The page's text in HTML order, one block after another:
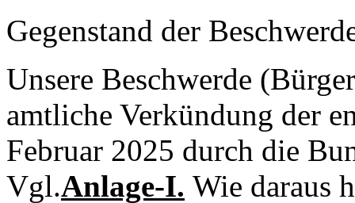
Gegenstand der
Unsere Beschwerde
amtliche Verkündung der
Februar 2025 durch die
Vgl.Anlage-I. Wie daraus